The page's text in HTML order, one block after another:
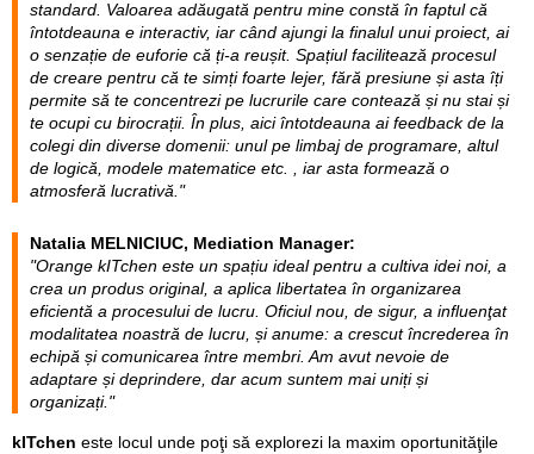
standard. Valoarea adăugată pentru mine constă în faptul că
întotdeauna e interactiv, iar când ajungi la finalul unui proiect, ai
o senzație de euforie că ți-a reușit. Spațiul facilitează procesul
de creare pentru că te simți foarte lejer, fără presiune și asta îți
permite să te concentrezi pe lucrurile care contează și nu stai și
te ocupi cu birocrații. În plus, aici întotdeauna ai feedback de la
colegi din diverse domenii: unul pe limbaj de programare, altul
de logică, modele matematice etc. , iar asta formează o
atmosferă lucrativă."
Natalia MELNICIUC, Mediation Manager:
"Orange kITchen este un spațiu ideal pentru a cultiva idei noi, a
crea un produs original, a aplica libertatea în organizarea
eficientă a procesului de lucru. Oficiul nou, de sigur, a influenţat
modalitatea noastră de lucru, și anume: a crescut încrederea în
echipă și comunicarea între membri. Am avut nevoie de
adaptare și deprindere, dar acum suntem mai uniți și
organizați."
kITchen este locul unde poţi să explorezi la maxim oportunităţile